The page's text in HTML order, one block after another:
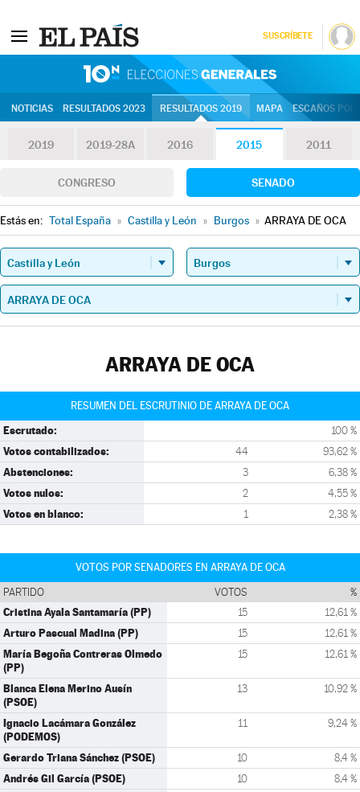
SUSCRÍBETE
NOTICIAS RESULTADOS 2023 RESULTADOS 2019 MAPA ESCAÑOS
2019 2019-28A 2016 2015 2011
CONGRESO SENADO
Estás en: Total España » Castilla y León » Burgos » ARRAYA DE OCA
ARRAYA DE OCA
RESUMEN DEL ESCRUTINIO DE ARRAYA DE OCA
Escrutado: 100 %
Votos contabilizados: 44 93,62 %
Abstenciones: 3 6,38 %
Votos nulos: 2 4,55 %
Votos en blanco: 1 2,38 %
VOTOS POR SENADORES EN ARRAYA DE OCA
PARTIDO VOTOS %
Cristina Ayala Santamaría (PP) 15 12,61 %
Arturo Pascual Madina (PP) 15 12,61 %
María Begoña Contreras Olmedo
(PP)
15 12,61 %
Blanca Elena Merino Ausín
(PSOE)
13 10,92 %
Ignacio Lacámara González
(PODEMOS)
11 9,24 %
Gerardo Triana Sánchez (PSOE) 10 8,4 %
Andrés Gil García (PSOE) 10 8,4 %